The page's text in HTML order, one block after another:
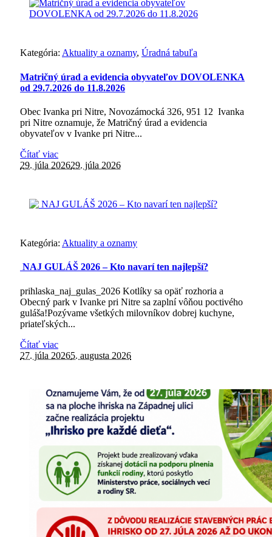
Kategória: Aktuality a oznamy, Úradná tabuľa
Matričný úrad a evidencia obyvateľov DOVOLENKA
od 29.7.2026 do 11.8.2026
Obec Ivanka pri Nitre, Novozámocká 326, 951 12 Ivanka
pri Nitre oznamuje, že Matričný úrad a evidencia
obyvateľov v Ivanke pri Nitre...
Čítať viac
29. júla 202629. júla 2026
Kategória: Aktuality a oznamy
NAJ GULÁŠ 2026 – Kto navarí ten najlepší?
prihlaska_naj_gulas_2026 Kotlíky sa opäť rozhoria a
Obecný park v Ivanke pri Nitre sa zaplní vôňou poctivého
guláša!Pozývame všetkých milovníkov dobrej kuchyne,
priateľských...
Čítať viac
27. júla 20265. augusta 2026